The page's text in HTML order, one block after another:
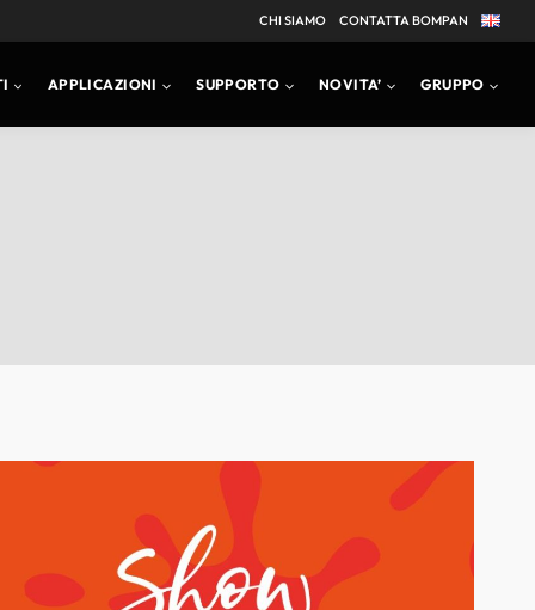
CHI SIAMO CONTATTA BOMPAN
APPLICAZIONI SUPPORTO NOVITA’ GRUPPO